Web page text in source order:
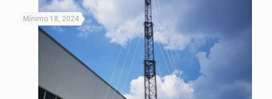
Mínimo 18, 2024